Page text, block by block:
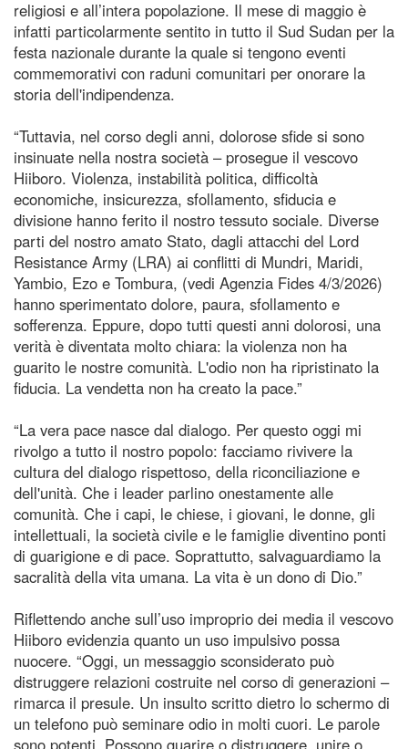
religiosi e all’intera popolazione. Il mese di maggio è
infatti particolarmente sentito in tutto il Sud Sudan per la
festa nazionale durante la quale si tengono eventi
commemorativi con raduni comunitari per onorare la
storia dell'indipendenza.
“Tuttavia, nel corso degli anni, dolorose sfide si sono
insinuate nella nostra società – prosegue il vescovo
Hiiboro. Violenza, instabilità politica, difficoltà
economiche, insicurezza, sfollamento, sfiducia e
divisione hanno ferito il nostro tessuto sociale. Diverse
parti del nostro amato Stato, dagli attacchi del Lord
Resistance Army (LRA) ai conflitti di Mundri, Maridi,
Yambio, Ezo e Tombura, (vedi Agenzia Fides 4/3/2026)
hanno sperimentato dolore, paura, sfollamento e
sofferenza. Eppure, dopo tutti questi anni dolorosi, una
verità è diventata molto chiara: la violenza non ha
guarito le nostre comunità. L'odio non ha ripristinato la
fiducia. La vendetta non ha creato la pace.”
“La vera pace nasce dal dialogo. Per questo oggi mi
rivolgo a tutto il nostro popolo: facciamo rivivere la
cultura del dialogo rispettoso, della riconciliazione e
dell'unità. Che i leader parlino onestamente alle
comunità. Che i capi, le chiese, i giovani, le donne, gli
intellettuali, la società civile e le famiglie diventino ponti
di guarigione e di pace. Soprattutto, salvaguardiamo la
sacralità della vita umana. La vita è un dono di Dio.”
Riflettendo anche sull’uso improprio dei media il vescovo
Hiiboro evidenzia quanto un uso impulsivo possa
nuocere. “Oggi, un messaggio sconsiderato può
distruggere relazioni costruite nel corso di generazioni –
rimarca il presule. Un insulto scritto dietro lo schermo di
un telefono può seminare odio in molti cuori. Le parole
sono potenti. Possono guarire o distruggere, unire o